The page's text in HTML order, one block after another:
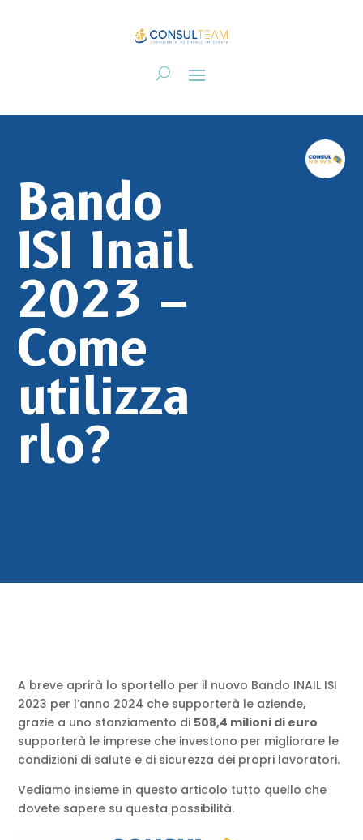
Bando
ISI Inail
2023 –
Come
utilizza
rlo?
A breve aprirà lo sportello per il nuovo Bando INAIL ISI
2023 per l’anno 2024 che supporterà le aziende,
grazie a uno stanziamento di 508,4 milioni di euro
supporterà le imprese che investono per migliorare le
condizioni di salute e di sicurezza dei propri lavoratori.
Vediamo insieme in questo articolo tutto quello che
dovete sapere su questa possibilità.